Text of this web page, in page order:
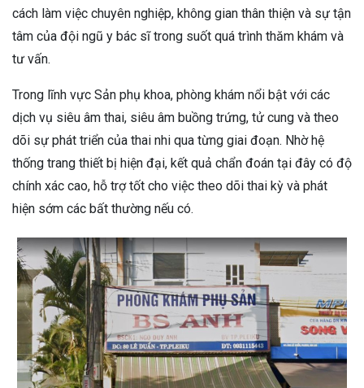
cách làm việc chuyên nghiệp, không gian thân thiện và sự tận
tâm của đội ngũ y bác sĩ trong suốt quá trình thăm khám và
tư vấn.
Trong lĩnh vực Sản phụ khoa, phòng khám nổi bật với các
dịch vụ siêu âm thai, siêu âm buồng trứng, tử cung và theo
dõi sự phát triển của thai nhi qua từng giai đoạn. Nhờ hệ
thống trang thiết bị hiện đại, kết quả chẩn đoán tại đây có độ
chính xác cao, hỗ trợ tốt cho việc theo dõi thai kỳ và phát
hiện sớm các bất thường nếu có.